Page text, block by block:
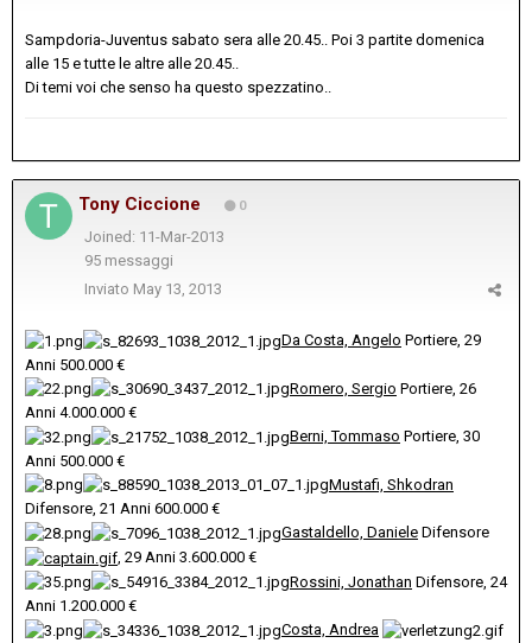
Sampdoria-Juventus sabato sera alle 20.45.. Poi 3 partite domenica
alle 15 e tutte le altre alle 20.45..
Di temi voi che senso ha questo spezzatino..
Tony Ciccione 0
Joined: 11-Mar-2013
95 messaggi
Inviato May 13, 2013
Da Costa, Angelo Portiere, 29
Anni 500.000 €
Romero, Sergio Portiere, 26
Anni 4.000.000 €
Berni, Tommaso Portiere, 30
Anni 500.000 €
Mustafi, Shkodran
Difensore, 21 Anni 600.000 €
Gastaldello, Daniele Difensore
, 29 Anni 3.600.000 €
Rossini, Jonathan Difensore, 24
Anni 1.200.000 €
Costa, Andrea